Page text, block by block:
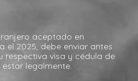
aceptado en
el 2025, debe enviar antes
respectiva visa y cédula de
legalmente.